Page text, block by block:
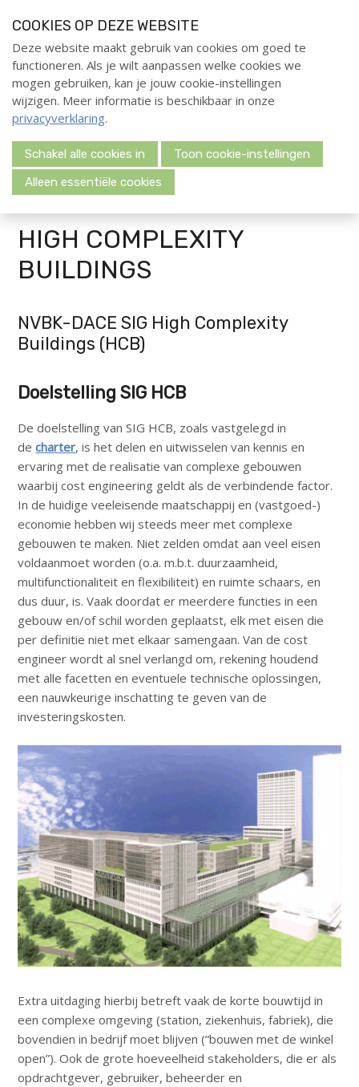
J
u
t
o
a
i
g
a
t
i
o
n
J
u
m
p
t
o
m
a
i
c
o
n
t
e
n
t
Menu
Welkom bij de SIG High Complexity Buildings
HIGH COMPLEXITY
BUILDINGS
NVBK-DACE SIG High Complexity
Buildings (HCB)
Doelstelling SIG HCB
De doelstelling van SIG HCB, zoals vastgelegd in
decharter, is het delen en uitwisselen van kennis en
ervaring met de realisatie van complexe gebouwen
waarbij cost engineering geldt als de verbindende factor.
In de huidige veeleisende maatschappij en (vastgoed-)
economie hebben wij steeds meer met complexe
gebouwen te maken. Niet zelden omdat aan veel eisen
voldaanmoet worden (o.a. m.b.t. duurzaamheid,
multifunctionaliteit en flexibiliteit) en ruimte schaars, en
dus duur, is. Vaak doordat er meerdere functies in een
gebouw en/of schil worden geplaatst, elk met eisen die
per definitie niet met elkaar samengaan. Van de cost
engineer wordt al snel verlangd om, rekening houdend
met alle facetten en eventuele technische oplossingen,
een nauwkeurige inschatting te geven van de
investeringskosten.
Extra uitdaging hierbij betreft vaak de korte bouwtijd in
een complexe omgeving (station, ziekenhuis, fabriek), die
bovendien in bedrijf moet blijven (“bouwen met de winkel
open”). Ook de grote hoeveelheid stakeholders, die er als
opdrachtgever, gebruiker, beheerder en
Home
Evenementen
Deelnemerschap
Over ons
Publicaties
Kennisbank
Contactpersoon
Login
English
Nederlands
COOKIES OP DEZE WEBSITE
Deze website maakt gebruik van cookies om goed te
functioneren. Als je wilt aanpassen welke cookies we
mogen gebruiken, kan je jouw cookie-instellingen
wijzigen. Meer informatie is beschikbaar in onze
privacyverklaring.
Schakel alle cookies in
Toon cookie-instellingen
Alleen essentiële cookies